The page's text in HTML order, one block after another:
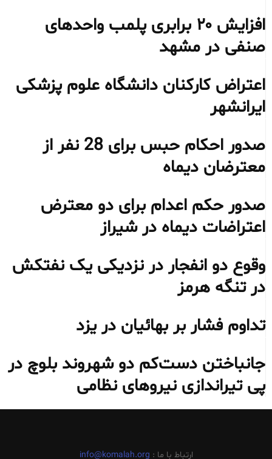
افزایش ۲۰ برابری پلمب واحدهای
صنفی در مشهد
اعتراض کارکنان دانشگاه علوم پزشکی
ایرانشهر
صدور احکام حبس برای 28 نفر از
معترضان دیماه
صدور حکم اعدام برای دو معترض
اعتراضات دیماه در شیراز
وقوع دو انفجار در نزدیکی یک نفتکش
در تنگه هرمز
تداوم فشار بر بهائیان در یزد
جانباختن دست‌کم دو شهروند بلوچ در
پی تیراندازی نیروهای نظامی
ارتباط با ما : info@komalah.org